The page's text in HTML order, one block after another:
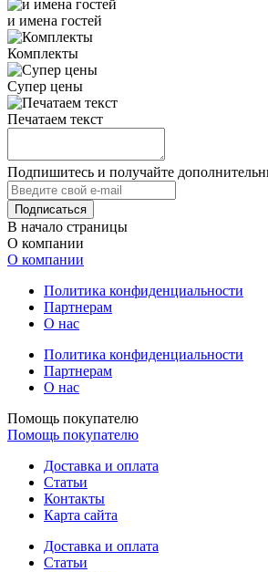
и имена гостей
Комплекты
Супер цены
Печатаем текст
Подпишитесь и получайте
В начало страницы
О компании
О компании
Политика конфиденциальности
Партнерам
О нас
Политика конфиденциальности
Партнерам
О нас
Помощь покупателю
Помощь покупателю
Доставка и оплата
Статьи
Контакты
Карта сайта
Доставка и оплата
Статьи